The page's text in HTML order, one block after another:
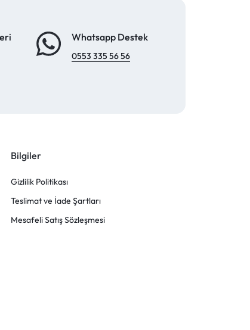
Whatsapp Destek
0553 335 56 56
Bilgiler
Gizlilik Politikası
Teslimat ve İade Şartları
Mesafeli Satış Sözleşmesi